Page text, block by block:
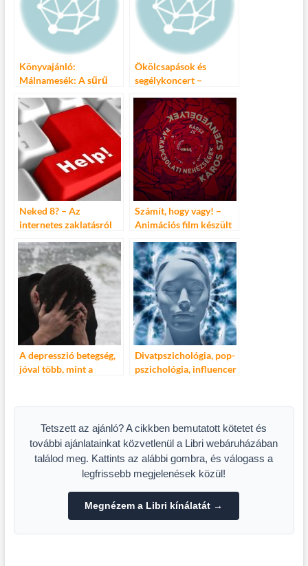
Könyvajánló:
Málnamesék: A sűrű
tippekkel szülőknek
Ökölcsapások és
segélykoncert –
Neked 8? – Az
internetes zaklatásról
Számít, hogy vagy! –
Animációs film készült
megőrzésének
fontosságáról
A depresszió betegség,
jóval több, mint a
Divatpszichológia, pop-
pszichológia, influencer
Tetszett az ajánló? A cikkben bemutatott kötetet és
további ajánlatainkat közvetlenül a Libri webáruházában
találod meg. Kattints az alábbi gombra, és válogass a
legfrissebb megjelenések közül!
Megnézem a Libri kínálatát →